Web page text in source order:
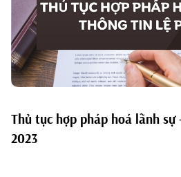
Thủ tục hợp pháp hoá lãnh
2023